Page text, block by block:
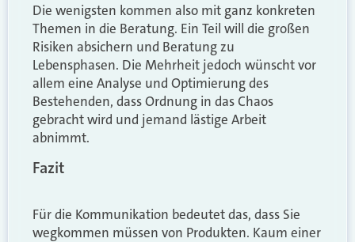
Die wenigsten kommen also mit ganz konkreten
Themen in die Beratung. Ein Teil will die großen
Risiken absichern und Beratung zu
Lebensphasen. Die Mehrheit jedoch wünscht vor
allem eine Analyse und Optimierung des
Bestehenden, dass Ordnung in das Chaos
gebracht wird und jemand lästige Arbeit
abnimmt.
Fazit
Für die Kommunikation bedeutet das, dass Sie
wegkommen müssen von Produkten. Kaum einer